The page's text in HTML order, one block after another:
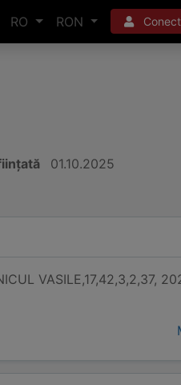
RO RON
01.10.2025
VASILE,17,42,3,2,37,